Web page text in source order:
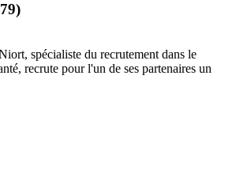
spécialiste du recrutement dans le
recrute pour l'un de ses partenaires un